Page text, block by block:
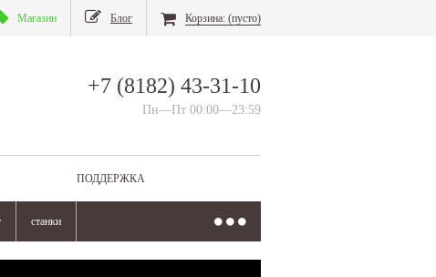
Магазин Блог Корзина: (пусто)
+7 (8182) 43-31-10
Пн—Пт 00:00—23:59
ПОДДЕРЖКА
станки